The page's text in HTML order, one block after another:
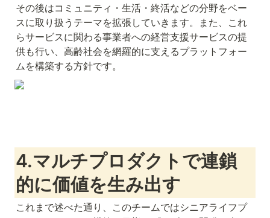
その後はコミュニティ・生活・終活などの分野をベー
スに取り扱うテーマを拡張していきます。また、これ
らサービスに関わる事業者への経営支援サービスの提
供も行い、高齢社会を網羅的に支えるプラットフォー
ムを構築する方針です。
4.マルチプロダクトで連鎖
的に価値を生み出す
これまで述べた通り、このチームではシニアライフプ